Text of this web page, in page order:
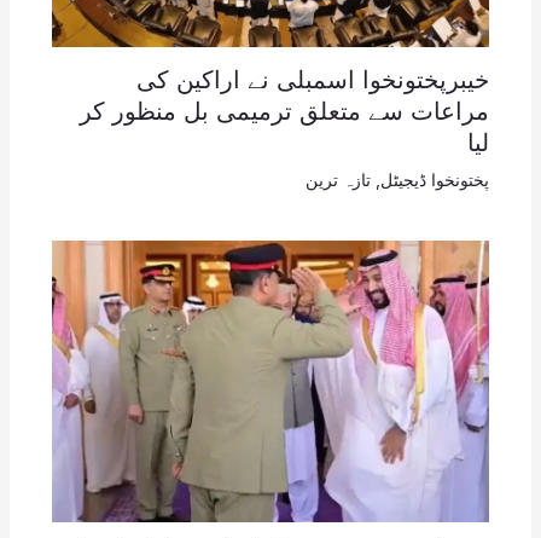
خیبرپختونخوا اسمبلی نے اراکین کی
مراعات سے متعلق ترمیمی بل منظور کر
لیا
پختونخوا ڈیجیٹل تازہ ترین